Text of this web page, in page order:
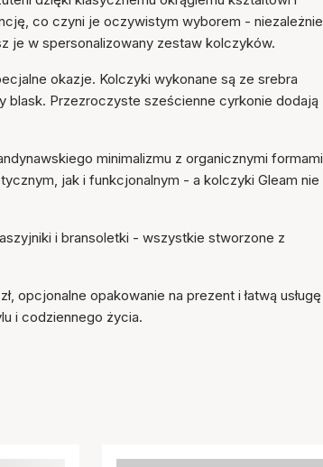
co czyni je oczywistym wyborem - niezależnie
je w spersonalizowany zestaw kolczyków.
okazje. Kolczyki wykonane są ze srebra
blask. Przezroczyste sześcienne cyrkonie dodają
minimalizmu z organicznymi formami
jak i funkcjonalnym - a kolczyki Gleam nie
i bransoletki - wszystkie stworzone z
opcjonalne opakowanie na prezent i łatwą usługę
i codziennego życia.